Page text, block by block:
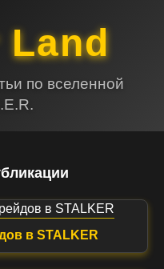
Land
по вселенной
в STALKER